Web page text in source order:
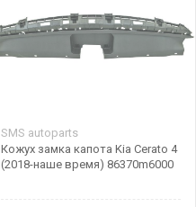
SMS autoparts
Кожух замка капота Kia Cerato 4
(2018-наше время) 86370m6000